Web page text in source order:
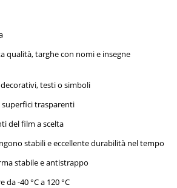
qualità, targhe con nomi e insegne
testi o simboli
superfici trasparenti
del film a scelta
stabili e eccellente durabilità nel tempo
stabile e antistrappo
-40 °C a 120 °C